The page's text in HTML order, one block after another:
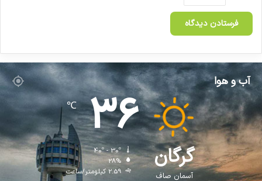
کپی لینک
آب و هوا
گرگان
آسمان صاف
36
℃
40º - 30º
28%
2.59 کیلومتر/ساعت